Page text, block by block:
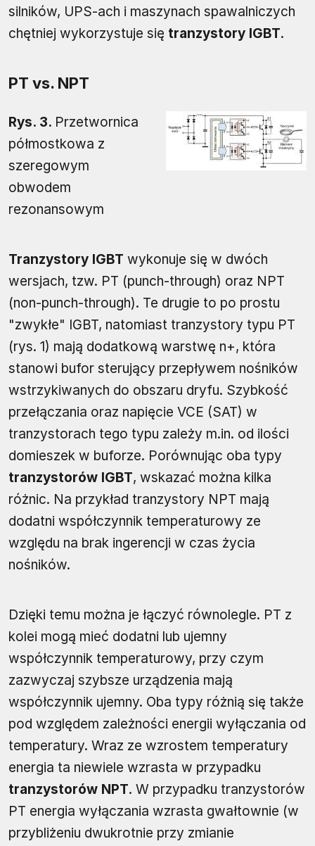
silników, UPS-ach i maszynach spawalniczych
chętniej wykorzystuje się tranzystory IGBT.
PT vs. NPT
Rys. 3. Przetwornica
półmostkowa z
szeregowym
obwodem
rezonansowym
Tranzystory IGBT wykonuje się w dwóch
wersjach, tzw. PT (punch-through) oraz NPT
(non-punch-through). Te drugie to po prostu
"zwykłe" IGBT, natomiast tranzystory typu PT
(rys. 1) mają dodatkową warstwę n+, która
stanowi bufor sterujący przepływem nośników
wstrzykiwanych do obszaru dryfu. Szybkość
przełączania oraz napięcie VCE (SAT) w
tranzystorach tego typu zależy m.in. od ilości
domieszek w buforze. Porównując oba typy
tranzystorów IGBT, wskazać można kilka
różnic. Na przykład tranzystory NPT mają
dodatni współczynnik temperaturowy ze
względu na brak ingerencji w czas życia
nośników.
Dzięki temu można je łączyć równolegle. PT z
kolei mogą mieć dodatni lub ujemny
współczynnik temperaturowy, przy czym
zazwyczaj szybsze urządzenia mają
współczynnik ujemny. Oba typy różnią się także
pod względem zależności energii wyłączania od
temperatury. Wraz ze wzrostem temperatury
energia ta niewiele wzrasta w przypadku
tranzystorów NPT. W przypadku tranzystorów
PT energia wyłączania wzrasta gwałtownie (w
przybliżeniu dwukrotnie przy zmianie